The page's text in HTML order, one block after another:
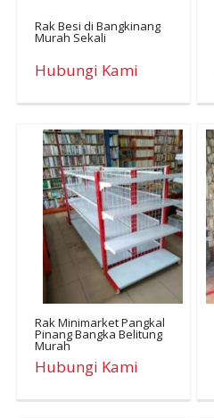
Rak Besi di Bangkinang
Murah Sekali
Hubungi Kami
Rak Minimarket Pangkal
Pinang Bangka Belitung
Murah
Hubungi Kami